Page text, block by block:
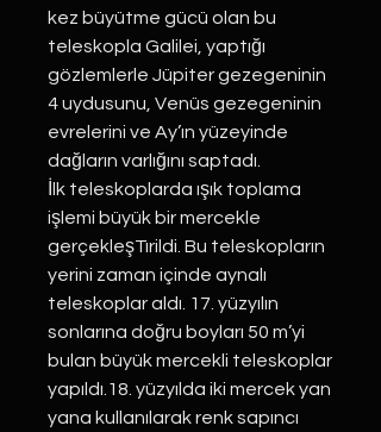
kez büyütme gücü olan bu
teleskopla Galilei, yaptığı
gözlemlerle Jüpiter gezegeninin
4 uydusunu, Venüs gezegeninin
evrelerini ve Ay’ın yüzeyinde
dağların varlığını saptadı.
İlk teleskoplarda ışık toplama
işlemi büyük bir mercekle
gerçekleşTırildi. Bu teleskopların
yerini zaman içinde aynalı
teleskoplar aldı. 17. yüzyılın
sonlarına doğru boyları 50 m’yi
bulan büyük mercekli teleskoplar
yapıldı.18. yüzyılda iki mercek yan
yana kullanılarak renk sapıncı